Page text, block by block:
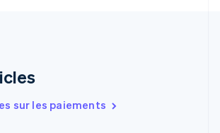
sur les paiements